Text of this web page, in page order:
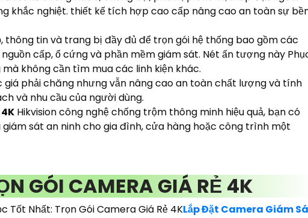
khắc nghiệt. thiết kế tích hợp cao cấp nâng cao an toàn sự
thông tin và trang bị đầy đủ để trọn gói hệ thống bao gồm các
cấp, ổ cứng và phần mềm giám sát. Nét ấn tượng này
không cần tìm mua các linh kiện khác.
giá phải chăng nhưng vẫn nâng cao an toàn chất lượng và tính
và nhu cầu của người dùng.
Hikvision công nghệ chống trộm thông minh hiệu quả, bạn có
sát an ninh cho gia đình, cửa hàng hoặc công trình một
GÓI CAMERA GIÁ RẺ 4K
Tốt Nhất: Trọn Gói Camera Giá Rẻ 4KLắp Đặt Camera Giám